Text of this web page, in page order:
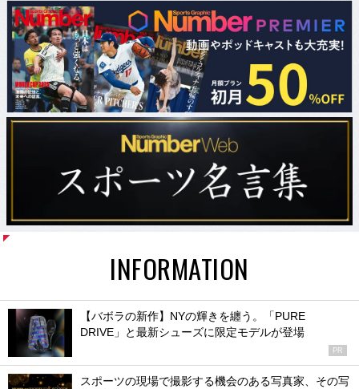
INFORMATION
【バボラの新作】NYの輝きを纏う。「PURE
DRIVE」と最新シューズに限定モデルが登場
PR
スポーツの現場で撮影する機会のある写真家、その写